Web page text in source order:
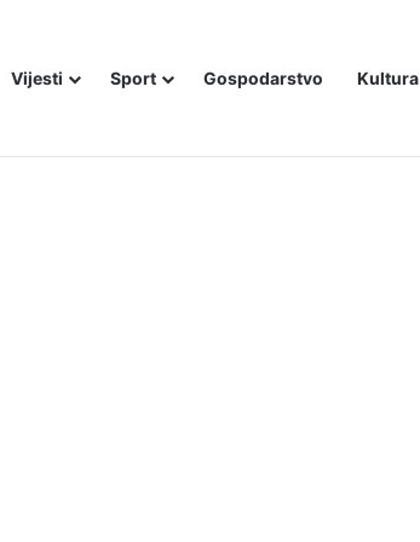
Vijesti Sport Gospodarstvo Kultura